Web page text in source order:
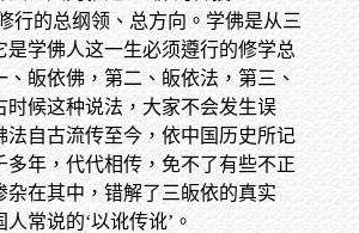
行的总纲领、总方向。学佛是从三
是学佛人这一生必须遵行的修学总
、皈依佛，第二、皈依法，第三、
时候这种说法，大家不会发生误
法自古流传至今，依中国历史所记
多年，代代相传，免不了有些不正
杂在其中，错解了三皈依的真实
人常说的‘以讹传讹’。